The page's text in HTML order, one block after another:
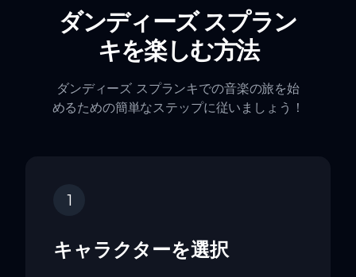
ダンディーズ スプラン
キを楽しむ方法
ダンディーズ スプランキでの音楽の旅を始
めるための簡単なステップに従いましょう！
1
キャラクターを選択